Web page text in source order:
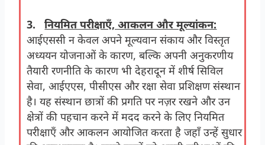
3.नियमित परीक्षाएँ, आकलन और मूल्यांकन:
आईएससी न केवल अपने मूल्यवान संकाय और विस्तृत
अध्ययन योजनाओं के कारण, बल्कि अपनी अनुकरणीय
तैयारी रणनीति के कारण भी देहरादून में शीर्ष सिविल
सेवा, आईएएस, पीसीएस और रक्षा सेवा प्रशिक्षण संस्थान
है। यह संस्थान छात्रों की प्रगति पर नज़र रखने और उन
क्षेत्रों की पहचान करने में मदद करने के लिए नियमित
परीक्षाएँ और आकलन आयोजित करता है जहाँ उन्हें सुधार